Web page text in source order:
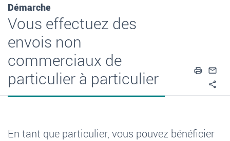
Démarche
Vous effectuez des
envois non
commerciaux de
particulier à particulier
En tant que particulier, vous pouvez bénéficier